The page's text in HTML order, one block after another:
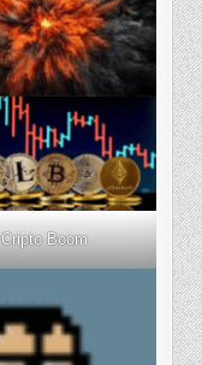
Cripto Boom